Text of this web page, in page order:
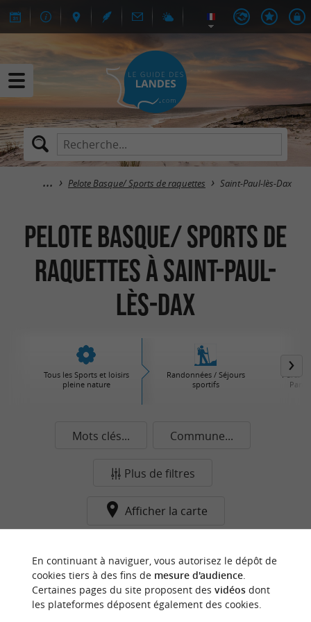
Pelote Basque/ Sports de raquettes Saint-Paul-lès-Dax
Pelote Basque/ Sports de
raquettes à Saint-Paul-
lès-Dax
Tous les Sports et loisirs
pleine nature
Randonnées / Séjours
sportifs
Parcs
Mots clés... Commune...
Plus de filtres
Afficher la carte
commune pour le moment...
En continuant à naviguer, vous autorisez le dépôt de
cookies tiers à des fins de mesure d'audience.
Certaines pages du site proposent des vidéosdont
les plateformes déposent également des cookies.